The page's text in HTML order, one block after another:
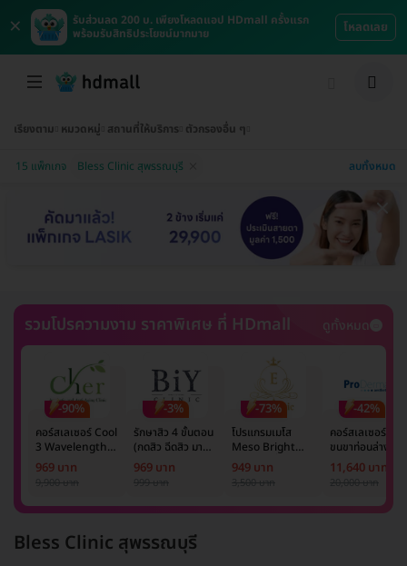
×
รับส่วนลด 200 บ. เพียงโหลดแอป HDmall ครั้งแรก
พร้อมรับสิทธิประโยชน์มากมาย
โหลดเลย
เรียงตาม หมวดหมู่ สถานที่ให้บริการ ตัวกรองอื่น ๆ
15 แพ็กเกจ Bless Clinic สุพรรณบุรี ลบทั้งหมด
รวมโปรความงาม ราคาพิเศษ ที่ HDmall ดูทั้งหมด
-90%
คอร์สเลเซอร์ Cool
3 Wavelength
Diode กำจัดขน
รักแร้ 1 ปี 12 ครั้ง
969 บาท
-3%
รักษาสิว 4 ขั้นตอน
(กดสิว ฉีดสิว มาส์ก
หน้า และฉายแสง)
1 ครั้ง
969 บาท
-73%
โปรแกรมเมโส
Meso Bright
จำนวนซีซีขึ้นอยู่กับ
แพทย์ประเมิน เพื่อ
ครั้ง
949 บาท
-42%
คอร์สเลเซอร์กำจั
ขนขาท่อนล่าง 2
ข้าง 5 ครั้ง ด้วย
เลเซอร์
11,640 บาท
Bless Clinic สุพรรณบุรี